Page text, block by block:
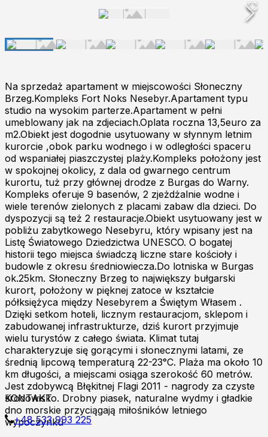
Na sprzedaż apartament w miejscowości Słoneczny
Brzeg.Kompleks Fort Noks Nesebyr.Apartament typu
studio na wysokim parterze.Apartament w pełni
umeblowany jak na zdjeciach.Oplata roczna 13,5euro za
m2.Obiekt jest dogodnie usytuowany w słynnym letnim
kurorcie ,obok parku wodnego i w odległości spaceru
od wspaniałej piaszczystej plaży.Kompleks położony jest
w spokojnej okolicy, z dala od gwarnego centrum
kurortu, tuż przy głównej drodze z Burgas do Warny.
Kompleks oferuje 9 basenów, 2 zjeżdżalnie wodne i
wiele terenów zielonych z placami zabaw dla dzieci. Do
dyspozycji są też 2 restauracje.Obiekt usytuowany jest w
pobliżu zabytkowego Nesebyru, który wpisany jest na
Listę Światowego Dziedzictwa UNESCO. O bogatej
historii tego miejsca świadczą liczne stare kościoły i
budowle z okresu średniowiecza.Do lotniska w Burgas
ok.25km. Słoneczny Brzeg to największy bułgarski
kurort, położony w pięknej zatoce w kształcie
półksiężyca między Nesebyrem a Świętym Własem .
Dzięki setkom hoteli, licznym restauracjom, sklepom i
zabudowanej infrastrukturze, dziś kurort przyjmuje
wielu turystów z całego świata. Klimat tutaj
charakteryzuje się gorącymi i słonecznymi latami, ze
średnią lipcową temperaturą 22-23°C. Plaża ma około 10
km długości, a miejscami osiąga szerokość 60 metrów.
Jest zdobywcą Błękitnej Flagi 2011 - nagrody za czyste
środowisko. Drobny piasek, naturalne wydmy i gładkie
dno morskie przyciągają miłośników letniego
wypoczynku
KONTAKT
+48 533 993 225